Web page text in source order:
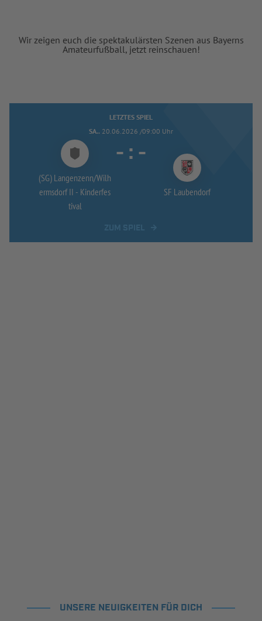
Wir zeigen euch die spektakulärsten Szenen aus Bayerns
Amateurfußball, jetzt reinschauen!
LETZTES SPIEL
SA.. 20.06.2026 /09:00 Uhr
(SG) Langenzenn/Wilh
ermsdorf II - Kinderfes
tival
- : -
SF Laubendorf
UNSERE NEUIGKEITEN FÜR DICH